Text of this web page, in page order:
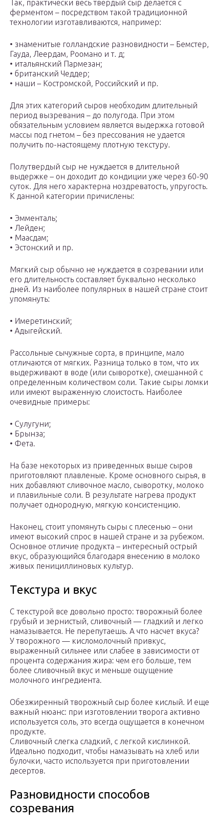
Так, практически весь твердый сыр делается с
ферментом – посредством такой традиционной
технологии изготавливаются, например:
• знаменитые голландские разновидности – Бемстер,
Гауда, Леердам, Роомано и т. д;
• итальянский Пармезан;
• британский Чеддер;
• наши – Костромской, Российский и пр.
Для этих категорий сыров необходим длительный
период вызревания – до полугода. При этом
обязательным условием является выдержка готовой
массы под гнетом – без прессования не удается
получить по-настоящему плотную текстуру.
Полутвердый сыр не нуждается в длительной
выдержке – он доходит до кондиции уже через 60-90
суток. Для него характерна ноздреватость, упругость.
К данной категории причислены:
• Эмменталь;
• Лейден;
• Маасдам;
• Эстонский и пр.
Мягкий сыр обычно не нуждается в созревании или
его длительность составляет буквально несколько
дней. Из наиболее популярных в нашей стране стоит
упомянуть:
• Имеретинский;
• Адыгейский.
Рассольные сычужные сорта, в принципе, мало
отличаются от мягких. Разница только в том, что их
выдерживают в воде (или сыворотке), смешанной с
определенным количеством соли. Такие сыры ломки
или имеют выраженную слоистость. Наиболее
очевидные примеры:
• Сулугуни;
• Брынза;
• Фета.
На базе некоторых из приведенных выше сыров
приготовляют плавленые. Кроме основного сырья, в
них добавляют сливочное масло, сыворотку, молоко
и плавильные соли. В результате нагрева продукт
получает однородную, мягкую консистенцию.
Наконец, стоит упомянуть сыры с плесенью – они
имеют высокий спрос в нашей стране и за рубежом.
Основное отличие продукта – интересный острый
вкус, образующийся благодаря внесению в молоко
живых пенициллиновых культур.
Текстура и вкус
С текстурой все довольно просто: творожный более
грубый и зернистый, сливочный — гладкий и легко
намазывается. Не перепутаешь. А что насчет вкуса?
У творожного — кисломолочный привкус,
выраженный сильнее или слабее в зависимости от
процента содержания жира: чем его больше, тем
более сливочный вкус и меньше ощущение
молочного ингредиента.
Обезжиренный творожный сыр более кислый. И еще
важный нюанс: при изготовлении творога активно
используется соль, это всегда ощущается в конечном
продукте.
Сливочный слегка сладкий, с легкой кислинкой.
Идеально подходит, чтобы намазывать на хлеб или
булочки, часто используется при приготовлении
десертов.
Разновидности способов
созревания